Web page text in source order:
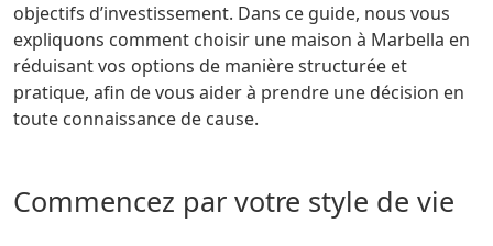
objectifs d’investissement. Dans ce guide, nous vous
expliquons comment choisir une maison à Marbella en
réduisant vos options de manière structurée et
pratique, afin de vous aider à prendre une décision en
toute connaissance de cause.
Commencez par votre style de vie